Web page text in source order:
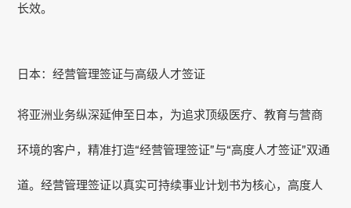
长效。
日本：经营管理签证与高级人才签证
将亚洲业务纵深延伸至日本，为追求顶级医疗、教育与营商
环境的客户，精准打造“经营管理签证”与“高度人才签证”双通
道。经营管理签证以真实可持续事业计划书为核心，高度人